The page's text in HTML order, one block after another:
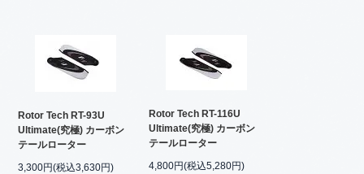
Rotor Tech RT-93U
Ultimate(究極) カーボン
テールローター
3,300円(税込3,630円)
Rotor Tech RT-116U
Ultimate(究極) カーボン
テールローター
4,800円(税込5,280円)